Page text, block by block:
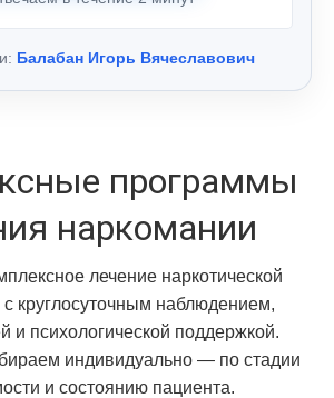
Балабан Игорь Вячеславович
программы
наркомании
лечение наркотической
с круглосуточным наблюдением,
и психологической поддержкой.
индивидуально — по стадии
и состоянию пациента.